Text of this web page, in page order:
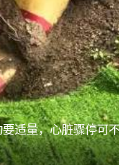
适量，心脏骤停可